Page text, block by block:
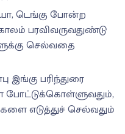
டெங்கு போன்ற
பரவிவருவதுண்டு
செல்வதை
இங்கு பரிந்துரை
போட்டுக்கொள்ளுவதும்,
எடுத்துச் செல்வதும்